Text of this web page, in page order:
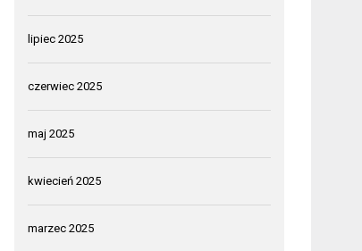
lipiec 2025
czerwiec 2025
maj 2025
kwiecień 2025
marzec 2025